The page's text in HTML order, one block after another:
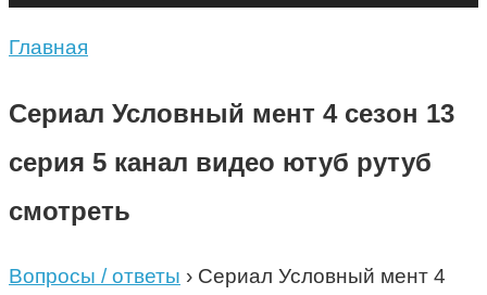
Главная
Сериал Условный мент 4 ceзoн 13
серия 5 канал видео ютуб рутуб
смотреть
Вопросы / ответы › Сериал Условный мент 4